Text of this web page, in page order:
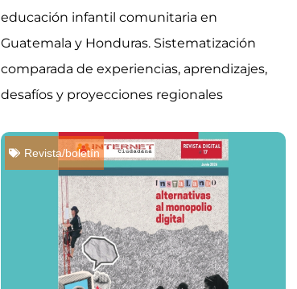
educación infantil comunitaria en
Guatemala y Honduras. Sistematización
comparada de experiencias, aprendizajes,
desafíos y proyecciones regionales
Revista/boletín